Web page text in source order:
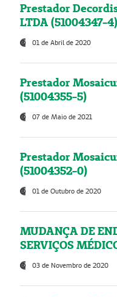
Prestador
LTDA (51004347-4)
01 de Abril de 2020
Prestador
(51004355-5)
07 de Maio de 2021
Prestador
(51004352-0)
01 de Outubro de 2020
MUDANÇA DE
SERVIÇOS
03 de Novembro de 2020